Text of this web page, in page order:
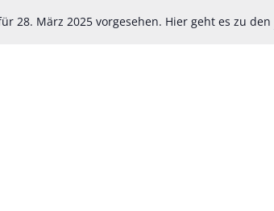
Hinweis
28. März 2025 vorgesehen. Hier geht es zu den